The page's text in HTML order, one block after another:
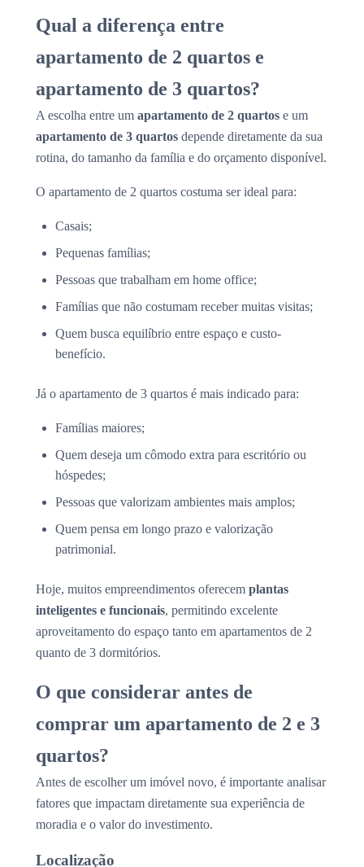
Qual a diferença entre
apartamento de 2 quartos e
apartamento de 3 quartos?
A escolha entre um apartamento de 2 quartos e um
apartamento de 3 quartos depende diretamente da sua
rotina, do tamanho da família e do orçamento disponível.
O apartamento de 2 quartos costuma ser ideal para:
Casais;
Pequenas famílias;
Pessoas que trabalham em home office;
Famílias que não costumam receber muitas visitas;
Quem busca equilíbrio entre espaço e custo-
benefício.
Já o apartamento de 3 quartos é mais indicado para:
Famílias maiores;
Quem deseja um cômodo extra para escritório ou
hóspedes;
Pessoas que valorizam ambientes mais amplos;
Quem pensa em longo prazo e valorização
patrimonial.
Hoje, muitos empreendimentos oferecem plantas
inteligentes e funcionais, permitindo excelente
aproveitamento do espaço tanto em apartamentos de 2
quanto de 3 dormitórios.
O que considerar antes de
comprar um apartamento de 2 e 3
quartos?
Antes de escolher um imóvel novo, é importante analisar
fatores que impactam diretamente sua experiência de
moradia e o valor do investimento.
Localização